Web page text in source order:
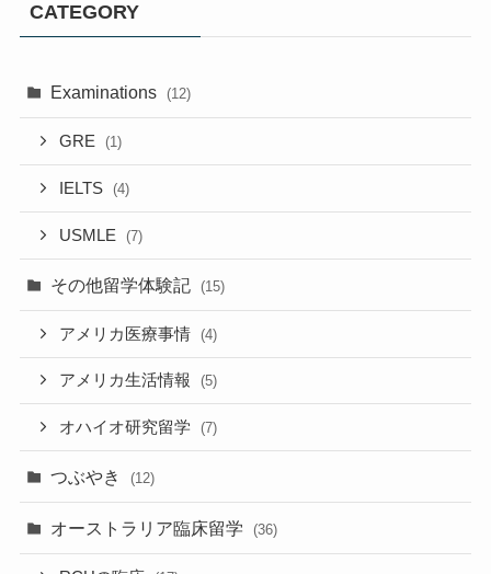
CATEGORY
Examinations (12)
GRE (1)
IELTS (4)
USMLE (7)
その他留学体験記 (15)
アメリカ医療事情 (4)
アメリカ生活情報 (5)
オハイオ研究留学 (7)
つぶやき (12)
オーストラリア臨床留学 (36)